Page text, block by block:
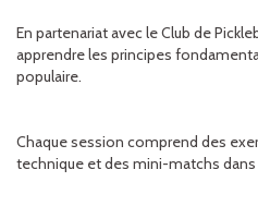
En partenariat avec le Club de
apprendre les principes
populaire.
Chaque session comprend des
technique et des mini-matchs